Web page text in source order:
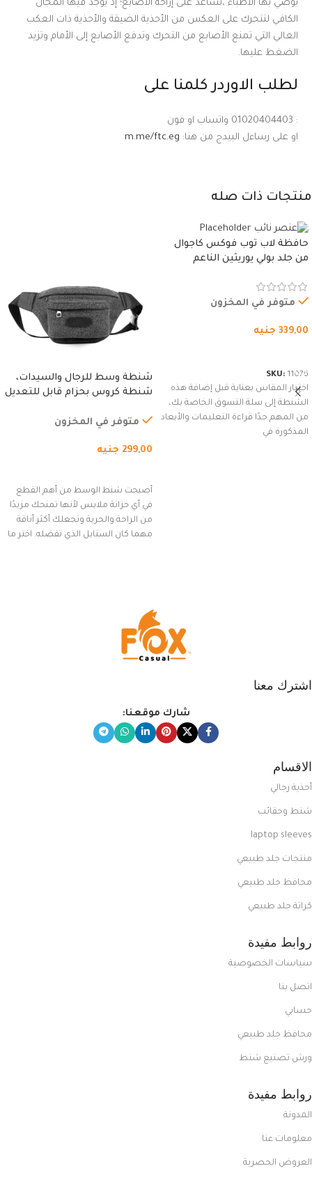
يوصي بها الاطباء ،تساعد على إراحة الأصابع؛ إذ يوجد فيها المجال
الكافي لتتحرك على العكس من الأحذية الضيقة والأحذية ذات العكب
العالي التي تمنع الأصابع من التحرك وتدفع الأصابع إلى الأمام وتزيد
الضغط عليها.
لطلب الاوردر كلمنا على
: 01020404403 واتساب او فون
او على رساءل البيدج من هنا: m.me/ftc.eg
منتجات ذات صله
حافظة لاب توب فوكس كاجوال
من جلد بولي يوريثين الناعم
وسوستة.
متوفر في المخزون
339,00 جنيه
SKU: 11076
اختيار المقاس بعناية قبل إضافة هذه
الشنطة إلى سلة التسوق الخاصة بك،
من المهم جدًا قراءة التعليمات والأبعاد
المذكورة في
شنطة وسط للرجال والسيدات،
شنطة كروس بحزام قابل للتعديل
السفر، الجري العادي، المشي
(رمادي)
متوفر في المخزون
299,00 جنيه
أصبحت شنط الوسط من أهم القطع
في أي خزانة ملابس لأنها تمنحك مزيدًا
من الراحة والحرية وتجعلك أكثر أناقة
مهما كان الستايل الذي تفضله. اختر ما
اشترك معنا
شارك موقعنا:
الاقسام
أحذية رجالي
شنط وحقائب
laptop sleeves
منتجات جلد طبيعي
محافظ جلد طبيعي
كراتة جلد طبيعي
روابط مفيدة
سياسات الخصوصية
اتصل بنا
حسابي
محافظ جلد طبيعي
ورش تصنيع شنط
روابط مفيدة
المدونة
معلومات عنا
العروض الحصرية